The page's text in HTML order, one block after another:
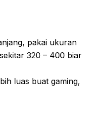
pakai ukuran
320 – 400 biar
luas buat gaming,